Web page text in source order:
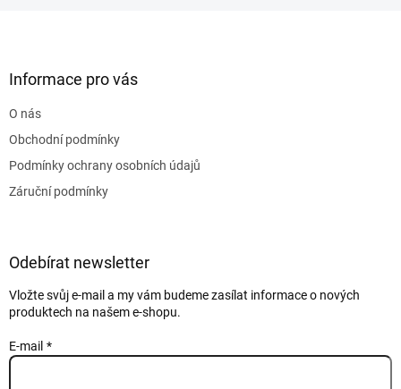
Informace pro vás
O nás
Obchodní podmínky
Podmínky ochrany osobních údajů
Záruční podmínky
Odebírat newsletter
Vložte svůj e-mail a my vám budeme zasílat informace o nových
produktech na našem e-shopu.
E-mail